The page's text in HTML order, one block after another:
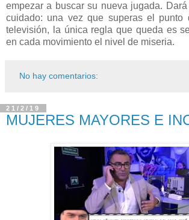
empezar a buscar su nueva jugada.
cuidado: una vez que superas el punto
televisión, la única regla que queda es
en cada movimiento el nivel de miseria.
No hay comentarios:
21/2/19
MUJERES MAYORES E